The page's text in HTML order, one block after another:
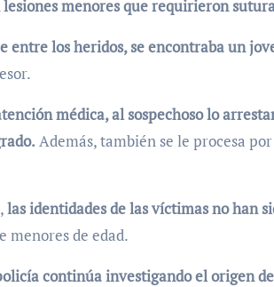
lesiones menores que requirieron
entre los heridos, se encontraba un
médica, al sospechoso lo
Además, también se le procesa
las identidades de las víctimas no han
menores de edad.
continúa investigando el origen